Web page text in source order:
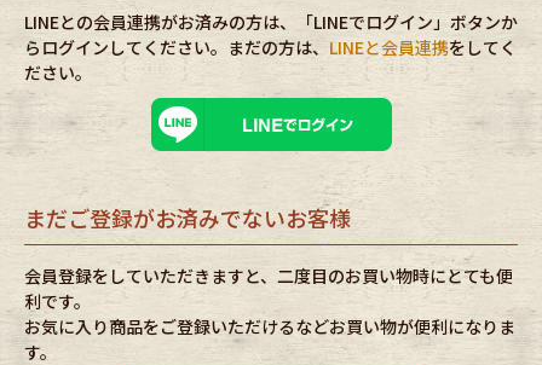
Bottoms Fafatt
レディース商品カテゴリーから探す
Bottoms
Outer One Piece
Fafatt
LINEとの会員連携がお済みの方は、「LINEでログイン」ボタンか
らログインしてください。まだの方は、 LINEと会員連携をしてく
ださい。
まだご登録がお済みでないお客様
会員登録をしていただきますと、二度目のお買い物時にとても便
利です。
お気に入り商品をご登録いただけるなどお買い物が便利になりま
す。